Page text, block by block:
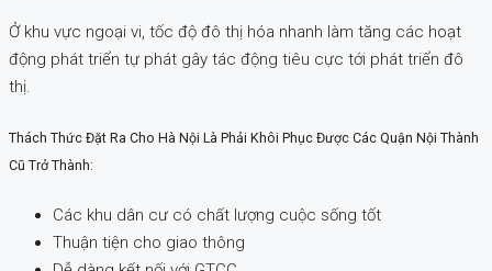
Ở khu vực ngoại vi, tốc độ đô thị hóa nhanh làm tăng các hoạt
động phát triển tự phát gây tác động tiêu cực tới phát triển đô
thị.
Thách Thức Đặt Ra Cho Hà Nội Là Phải Khôi Phục Được Các Quận Nội Thành
Cũ Trở Thành:
Các khu dân cư có chất lượng cuộc sống tốt
Thuận tiện cho giao thông